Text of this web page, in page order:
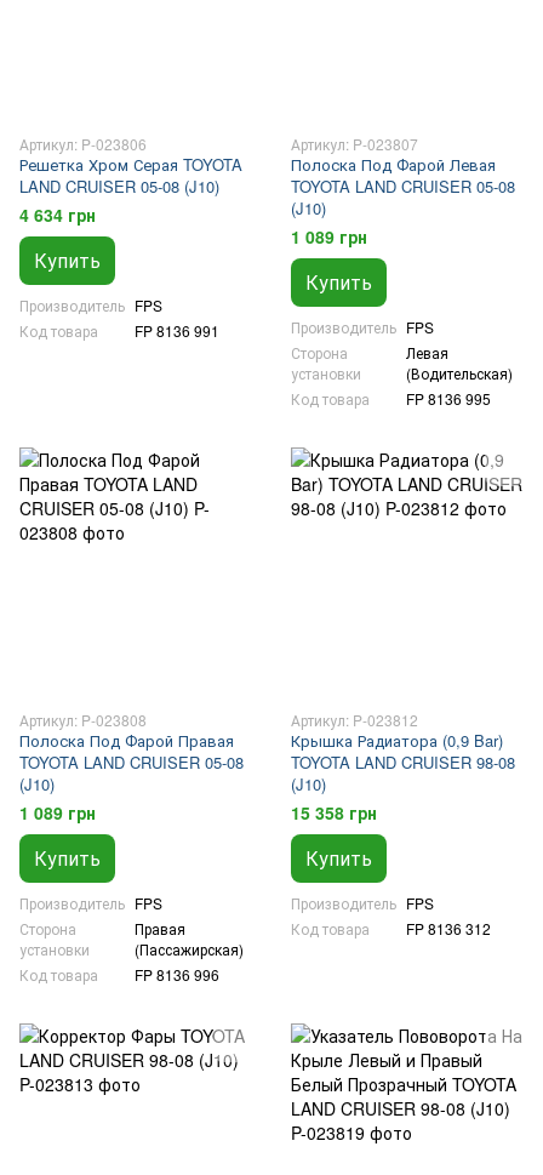
Артикул: P-023806
Решетка Хром Серая TOYOTA
LAND CRUISER 05-08 (J10)
4 634 грн
Купить
Производитель FPS
Код товара
FP 8136 991
Артикул: P-023807
Полоска Под Фарой Левая
TOYOTA LAND CRUISER 05-08
(J10)
1 089 грн
Купить
Производитель FPS
Сторона
установки
Левая
(Водительская)
Код товара
FP 8136 995
Артикул: P-023808
Полоска Под Фарой Правая
TOYOTA LAND CRUISER 05-08
(J10)
1 089 грн
Купить
Производитель FPS
Сторона
установки
Правая
(Пассажирская)
Код товара
FP 8136 996
Артикул: P-023812
Крышка Радиатора (0,9 Bar)
TOYOTA LAND CRUISER 98-08
(J10)
15 358 грн
Купить
Производитель FPS
Код товара
FP 8136 312